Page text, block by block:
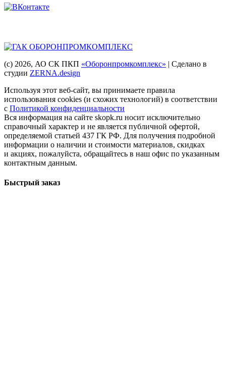
(с) 2026, АО СК ПКП «Оборонпромкомплекс» | Сделано в
студии ZERNA.design
Используя этот веб-сайт, вы принимаете правила
использования cookies (и схожих технологий) в соответствии
с Политикой конфиденциальности
Вся информация на сайте skopk.ru носит исключительно
справочный характер и не является публичной офертой,
определяемой статьей 437 ГК РФ. Для получения подробной
информации о наличии и стоимости материалов, скидках
и акциях, пожалуйста, обращайтесь в наш офис по указанным
контактным данным.
Быстрый заказ